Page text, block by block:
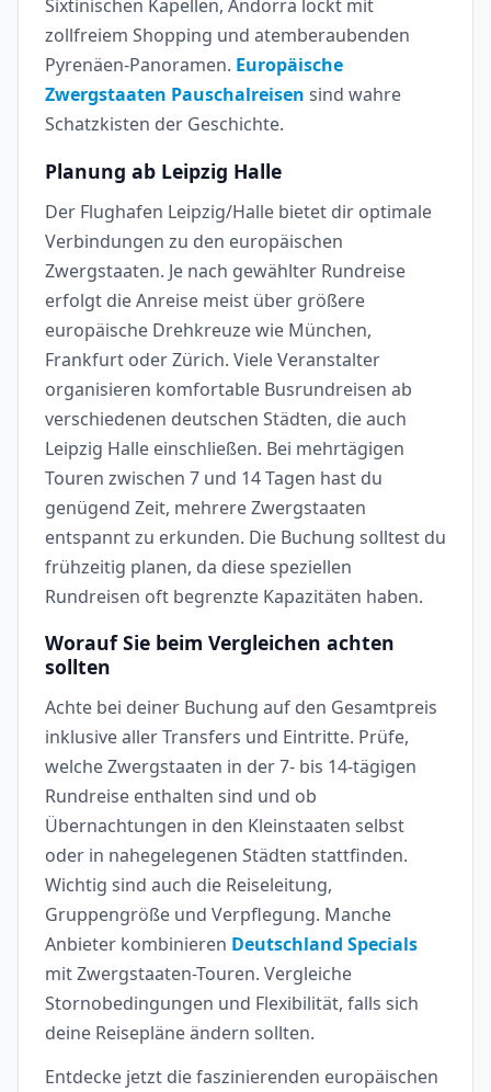
Sixtinischen Kapellen, Andorra lockt mit
zollfreiem Shopping und atemberaubenden
Pyrenäen-Panoramen. Europäische
Zwergstaaten Pauschalreisen sind wahre
Schatzkisten der Geschichte.
Planung ab Leipzig Halle
Der Flughafen Leipzig/Halle bietet dir optimale
Verbindungen zu den europäischen
Zwergstaaten. Je nach gewählter Rundreise
erfolgt die Anreise meist über größere
europäische Drehkreuze wie München,
Frankfurt oder Zürich. Viele Veranstalter
organisieren komfortable Busrundreisen ab
verschiedenen deutschen Städten, die auch
Leipzig Halle einschließen. Bei mehrtägigen
Touren zwischen 7 und 14 Tagen hast du
genügend Zeit, mehrere Zwergstaaten
entspannt zu erkunden. Die Buchung solltest du
frühzeitig planen, da diese speziellen
Rundreisen oft begrenzte Kapazitäten haben.
Worauf Sie beim Vergleichen achten
sollten
Achte bei deiner Buchung auf den Gesamtpreis
inklusive aller Transfers und Eintritte. Prüfe,
welche Zwergstaaten in der 7- bis 14-tägigen
Rundreise enthalten sind und ob
Übernachtungen in den Kleinstaaten selbst
oder in nahegelegenen Städten stattfinden.
Wichtig sind auch die Reiseleitung,
Gruppengröße und Verpflegung. Manche
Anbieter kombinieren Deutschland Specials
mit Zwergstaaten-Touren. Vergleiche
Stornobedingungen und Flexibilität, falls sich
deine Reisepläne ändern sollten.
Entdecke jetzt die faszinierenden europäischen